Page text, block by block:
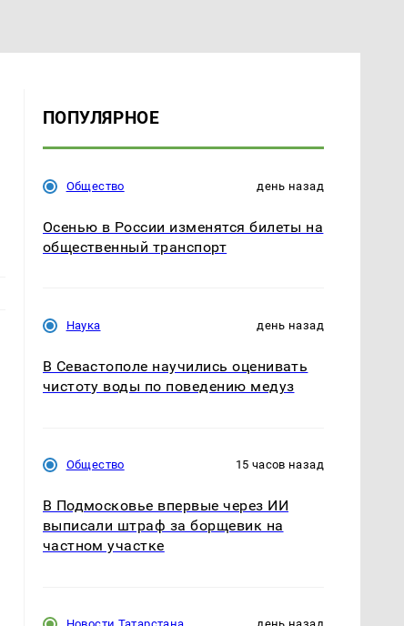
ПОПУЛЯРНОЕ
Общество день назад
Осенью в России изменятся билеты на
общественный транспорт
Наука день назад
В Севастополе научились оценивать
чистоту воды по поведению медуз
Общество 15 часов назад
В Подмосковье впервые через ИИ
выписали штраф за борщевик на
частном участке